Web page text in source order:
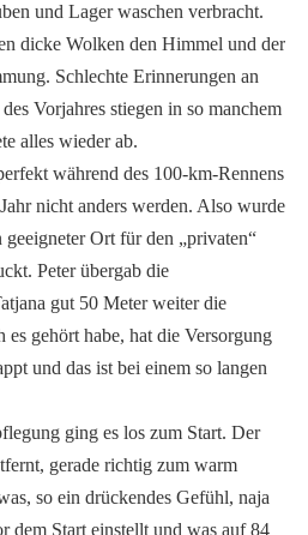
und Lager waschen verbracht.
dicke Wolken den Himmel und der
Schlechte Erinnerungen an
Vorjahres stiegen in so manchem
alles wieder ab.
während des 100-km-Rennens
nicht anders werden. Also wurde
Ort für den „privaten“
Peter übergab die
gut 50 Meter weiter die
gehört habe, hat die Versorgung
und das ist bei einem so langen
ging es los zum Start. Der
gerade richtig zum warm
so ein drückendes Gefühl, naja
dem Start einstellt und was auf 84